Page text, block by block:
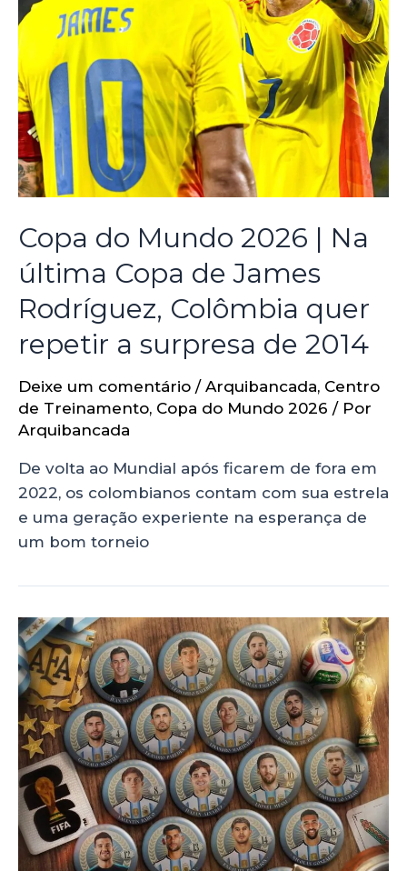
Copa do Mundo 2026 | Na
última Copa de James
Rodríguez, Colômbia quer
repetir a surpresa de 2014
Deixe um comentário / Arquibancada, Centro
de Treinamento, Copa do Mundo 2026 / Por
Arquibancada
De volta ao Mundial após ficarem de fora em
2022, os colombianos contam com sua estrela
e uma geração experiente na esperança de
um bom torneio